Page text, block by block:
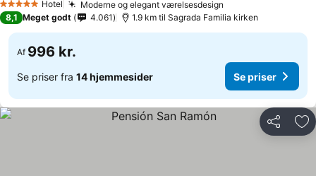
5 Stjerner Hotel Moderne og elegant værelsesdesign
8,1 Meget godt 4.061 1.9 km til Sagrada Familia kirken
Af 996 kr.
Se priser fra 14 hjemmesider Se priser
Del